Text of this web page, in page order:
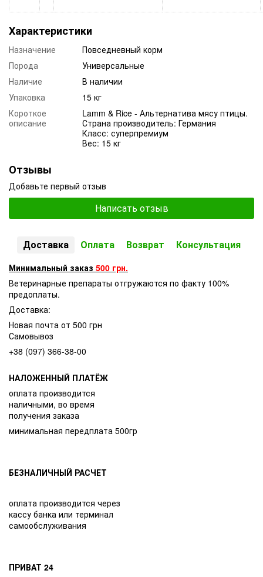
Характеристики
Назначение
Повседневный корм
Порода
Универсальные
Наличие
В наличии
Упаковка
15 кг
Короткое
описание
Lamm & Rice - Альтернатива мясу птицы.
Страна производитель: Германия
Класс: суперпремиум
Вес: 15 кг
Отзывы
Добавьте первый отзыв
Написать отзыв
Доставка Оплата Возврат Консультация
Минимальный заказ 500 грн.
Ветеринарные препараты отгружаются по факту 100%
предоплаты.
Доставка:
Новая почта от 500 грн
Самовывоз
+38 (097) 366-38-00
НАЛОЖЕННЫЙ ПЛАТЁЖ
оплата производится
наличными, во время
получения заказа
минимальная передплата 500гр
БЕЗНАЛИЧНЫЙ РАСЧЕТ
оплата производится через
кассу банка или терминал
самообслуживания
ПРИВАТ 24